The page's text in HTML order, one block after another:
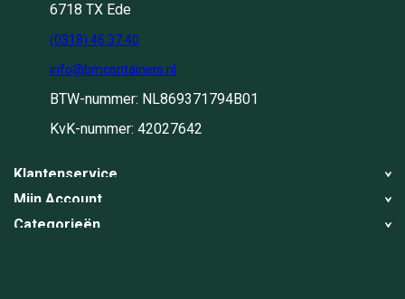
6718 TX Ede
(0318) 46 37 40
info@bmcontainers.nl
BTW-nummer: NL869371794B01
KvK-nummer: 42027642
Klantenservice
Over ons
Mijn Account
Registreren
Categorieën